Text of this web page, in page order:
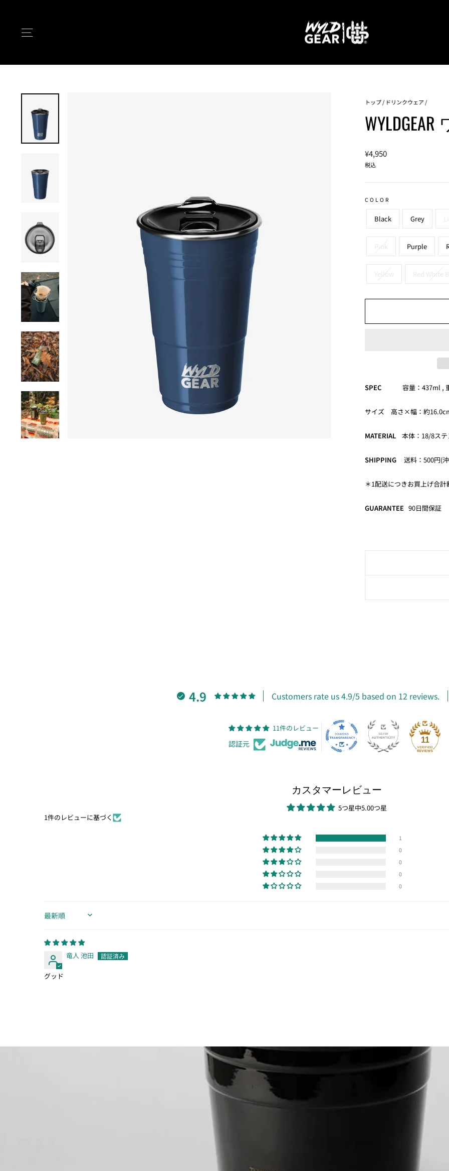
トップ/ ドリンクウェア /
通
常
¥4,950
税込
COLOR
Black Grey
Pink Purple
Yellow Red White
SPEC 容量：437ml ,
サイズ 高さ×幅：約
MATERIAL 本体：18/8ス
SHIPPING 送料：500円(
＊1配送につきお買上げ合
GUARANTEE 90日間保証
4.9 Customers rate us 4.9/5 based on 12 reviews.
11件のレビュー
認証元 11
カスタマーレビュー
5つ星中5.00つ星
1件のレビューに基づく
1
0
0
0
0
SORT BY
竜人 池田
グッド